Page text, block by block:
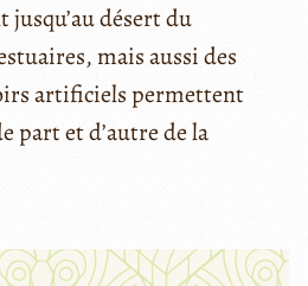
jusqu’au désert du
mais aussi des
artificiels permettent
part et d’autre de la